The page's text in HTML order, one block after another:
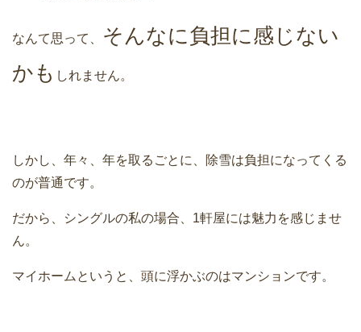
なんて思って、
そんなに負担に感じない
かも しれません。
しかし、年々、年を取るごとに、除雪は負担になってくる
のが普通です。
だから、シングルの私の場合、1軒屋には魅力を感じませ
ん。
マイホームというと、頭に浮かぶのはマンションです。